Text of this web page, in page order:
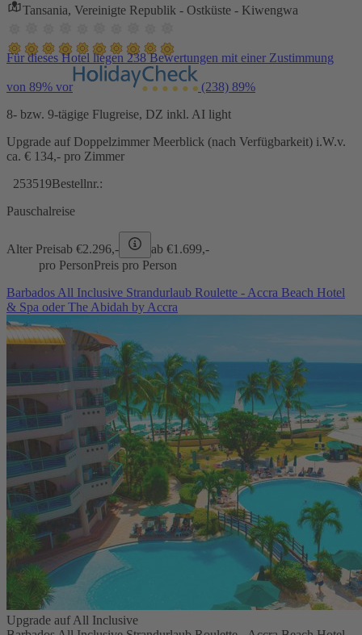
Tansania, Vereinigte Republik - Ostküste - Kiwengwa
Für dieses Hotel liegen 238 Bewertungen mit einer Zustimmung
von 89% vor (238) 89%
8- bzw. 9-tägige Flugreise, DZ inkl. AI light
Upgrade auf Doppelzimmer Meerblick (nach Verfügbarkeit) i.W.v.
ca. € 134,- pro Zimmer
253519Bestellnr.:
Pauschalreise
Alter Preisab €2.296,- ab €1.699,-
pro PersonPreis pro Person
Barbados All Inclusive Strandurlaub Roulette - Accra Beach Hotel
& Spa oder The Abidah by Accra
Upgrade auf All Inclusive